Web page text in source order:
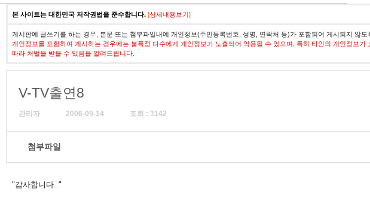
본 사이트는 대한민국 저작권법을 준수합니다. [상세내용보기]
게시판에 글쓰기를 하는 경우, 본문 또는 첨부파일내에 개인정보(주민등록번호, 성명, 연락처 등)가 포함되어 게시되지 않도
개인정보를 포함하여 게시하는 경우에는 불특정 다수에게 개인정보가 노출되어 악용될 수 있으며, 특히 타인의 개인정보가
따라 처벌을 받을 수 있음을 알려드립니다.
V-TV출연8
관리자 2006-09-14 조회 : 3142
첨부파일
"감사합니다.."